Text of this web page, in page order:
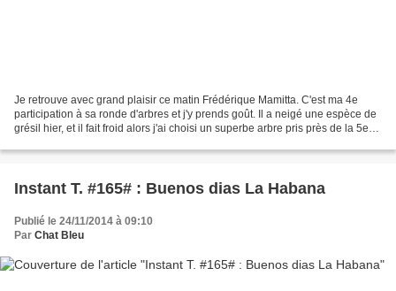
Je retrouve avec grand plaisir ce matin Frédérique Mamitta. C'est ma 4e
participation à sa ronde d'arbres et j'y prends goût. Il a neigé une espèce de
grésil hier, et il fait froid alors j'ai choisi un superbe arbre pris près de la 5e
Instant T. #165# : Buenos dias La Habana
Publié le 24/11/2014 à 09:10
Par Chat Bleu